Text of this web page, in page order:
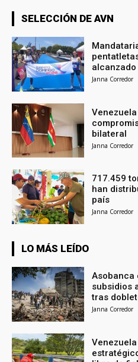
SELECCIÓN DE AVN
alcanzado
Janna Corredor
bilateral
Janna Corredor
717.459
han
país
Janna Corredor
LO MÁS LEÍDO
Asobanca
subsidios
tras
Janna Corredor